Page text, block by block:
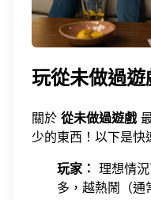
玩從未做過
關於 從未做過遊戲
少的東西！以下是快
玩家： 理想情
多，越熱鬧（通